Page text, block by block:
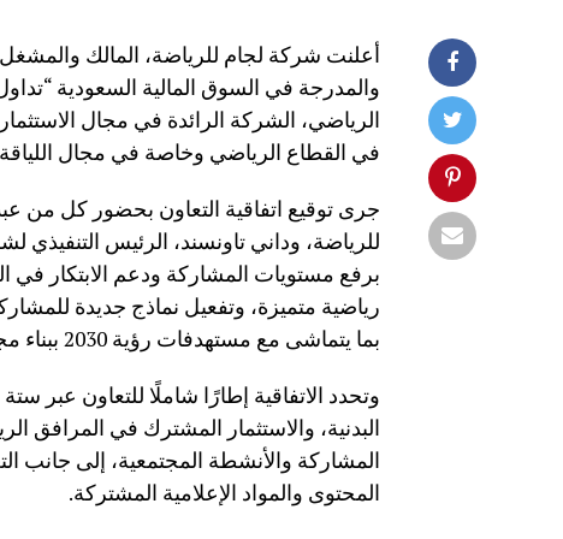
أعلنت شركة لجام للرياضة، المالك والمشغل
والمدرجة في السوق المالية السعودية
الرياضي، الشركة الرائدة في مجال الاستثمار
في القطاع الرياضي وخاصة في مجال اللياقة
جرى توقيع اتفاقية التعاون بحضور كل من
للرياضة، وداني تاونسند، الرئيس
برفع مستويات المشاركة ودعم الابتكار
رياضية متميزة، وتفعيل نماذج جديدة
بما يتماشى مع مستهدفات رؤية 2030 ببناء مجتمع حيوي وصحي ونشط.
وتحدد الاتفاقية إطارًا شاملًا للتعاون عبر
البدنية، والاستثمار المشترك في المرافق
المشاركة والأنشطة المجتمعية، إلى جانب
المحتوى والمواد الإعلامية المشتركة.